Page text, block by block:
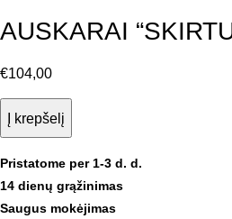
AUSKARAI
€104,00
Į krepšelį
Pristatome per 1-3 d. d.
14 dienų grąžinimas
Saugus mokėjimas